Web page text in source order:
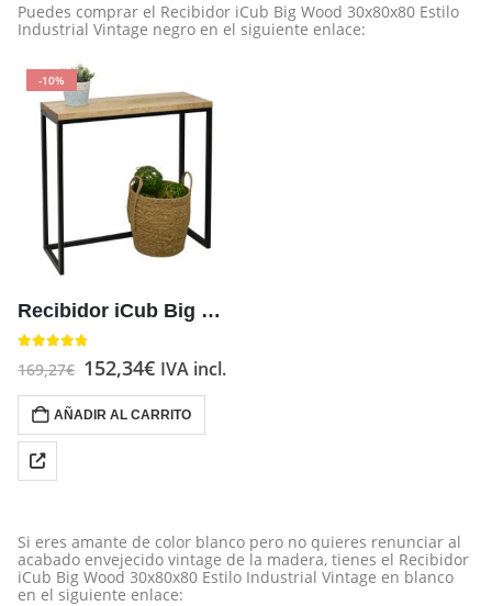
Puedes comprar el Recibidor iCub Big Wood 30x80x80 Estilo
Industrial Vintage negro en el siguiente enlace:
-10%
Recibidor iCub Big Wood 30x80x80 Estilo Industrial Vintage tablero madera maciza 30 mm
169,27€ 152,34€ IVA incl.
AÑADIR AL CARRITO
Si eres amante de color blanco pero no quieres renunciar al
acabado envejecido vintage de la madera, tienes el Recibidor
iCub Big Wood 30x80x80 Estilo Industrial Vintage en blanco
en el siguiente enlace: